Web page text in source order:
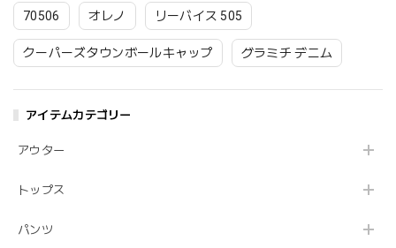
70506 オレノ リーバイス 505
クーパーズタウンボールキャップ グラミチ デニム
アイテムカテゴリー
アウター
トップス
パンツ